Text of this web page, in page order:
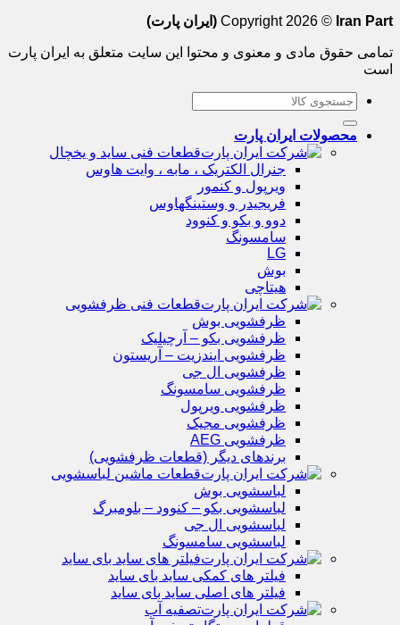
Copyright 2026 © Iran Part (ایران پارت)
تمامی حقوق مادی و معنوی و محتوا این سایت متعلق به ایران پارت
است
جستجو
برای:
محصولات ایران پارت
قطعات فنی ساید و یخچال
جنرال الکتریک ، مابه ، وایت هاوس
ویرپول و کنمور
فریجیدر و وستینگهاوس
دوو و بکو و کنوود
سامسونگ
LG
بوش
هیتاچی
قطعات فنی ظرفشویی
ظرفشویی بوش
ظرفشویی بکو – آرچیلیک
ظرفشویی ایندزیت – آریستون
ظرفشویی ال جی
ظرفشویی سامسونگ
ظرفشویی ویرپول
ظرفشویی مجیک
ظرفشویی AEG
برندهای دیگر (قطعات ظرفشویی)
قطعات ماشین لباسشویی
لباسشویی بوش
لباسشویی بکو – کنوود – بلومبرگ
لباسشویی ال جی
لباسشویی سامسونگ
فیلتر های ساید بای ساید
فیلتر های کمکی ساید بای ساید
فیلتر های اصلی ساید بای ساید
تصفیه آب